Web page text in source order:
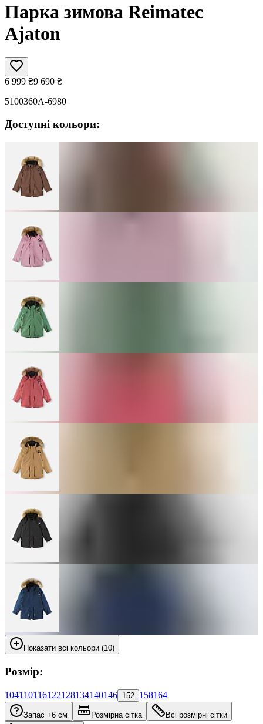
Парка зимова Reimatec
Ajaton
6 999 ₴9 690 ₴
5100360A-6980
Доступні кольори:
Показати всі кольори (10)
Розмір:
104110116122128134140146 152 158164
Запас +6 см Розмірна сітка Всі розмірні сітки